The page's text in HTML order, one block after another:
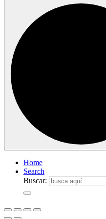
Home
Search
Buscar: